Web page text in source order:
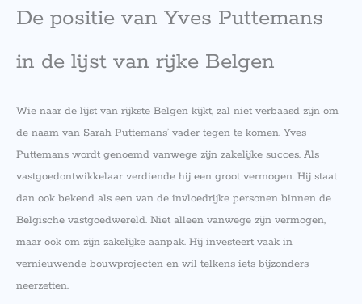
De positie van Yves Puttemans
in de lijst van rijke Belgen
Wie naar de lijst van rijkste Belgen kijkt, zal niet verbaasd zijn om
de naam van Sarah Puttemans’ vader tegen te komen. Yves
Puttemans wordt genoemd vanwege zijn zakelijke succes. Als
vastgoedontwikkelaar verdiende hij een groot vermogen. Hij staat
dan ook bekend als een van de invloedrijke personen binnen de
Belgische vastgoedwereld. Niet alleen vanwege zijn vermogen,
maar ook om zijn zakelijke aanpak. Hij investeert vaak in
vernieuwende bouwprojecten en wil telkens iets bijzonders
neerzetten.